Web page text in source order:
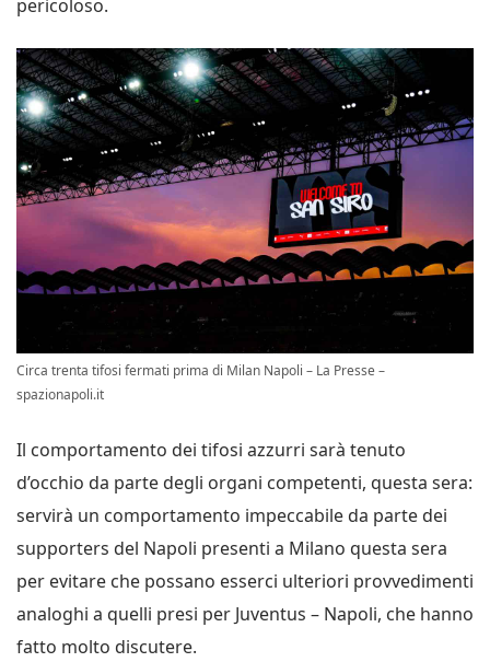
pericoloso.
Circa trenta tifosi fermati prima di Milan Napoli – La Presse –
spazionapoli.it
Il comportamento dei tifosi azzurri sarà tenuto
d’occhio da parte degli organi competenti, questa sera:
servirà un comportamento impeccabile da parte dei
supporters del Napoli presenti a Milano questa sera
per evitare che possano esserci ulteriori provvedimenti
analoghi a quelli presi per Juventus – Napoli, che hanno
fatto molto discutere.